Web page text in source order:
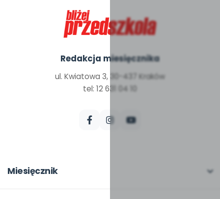
Redakcja miesięcznika
ul. Kwiatowa 3, 30-437 Kraków
tel: 12 631 04 10
Miesięcznik